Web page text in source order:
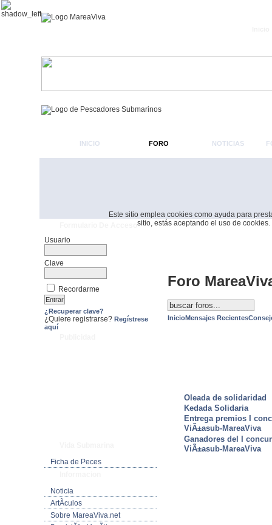
Este sitio emplea cookies como ayuda para
sitio, estás aceptando el uso de cookies.
INICIO FORO NOTICIAS
Usuario
Clave
Recordarme
¿Recuperar clave?
¿Quiere registrarse? Regístrese
aquí
Ficha de Peces
Noticia
ArtÃ­culos
Sobre MareaViva.net
Foro
InicioMensajes Recientes
Oleada de solidaridad
Kedada Solidaria
Entrega premios I
ViÃ±asub-MareaViva
Ganadores del I
ViÃ±asub-MareaViva